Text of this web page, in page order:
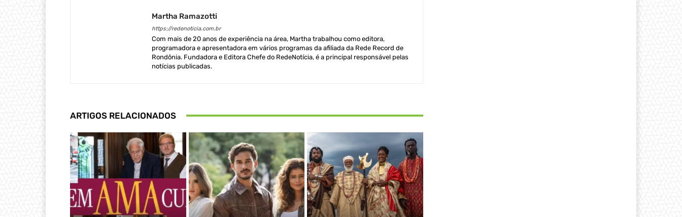
Martha Ramazotti
https://redenoticia.com.br
Com mais de 20 anos de experiência na área, Martha trabalhou como editora,
programadora e apresentadora em vários programas da afiliada da Rede Record de
Rondônia. Fundadora e Editora Chefe do RedeNotícia, é a principal responsável pelas
notícias publicadas.
ARTIGOS RELACIONADOS